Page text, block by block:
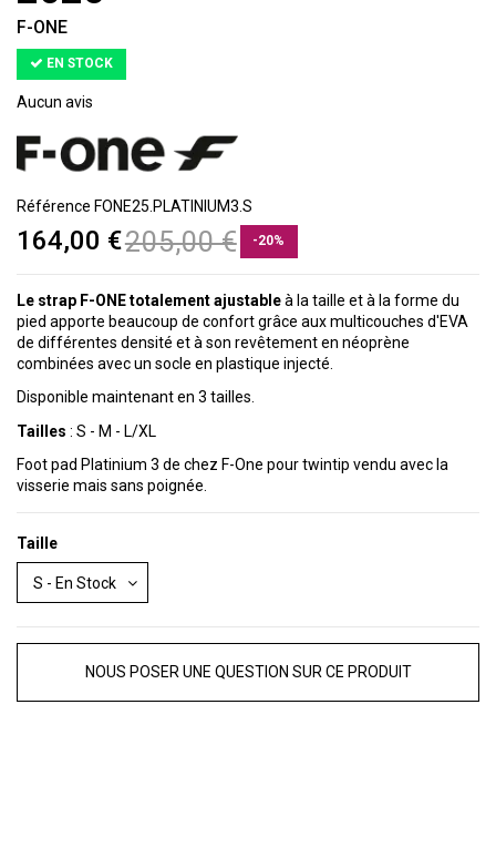
F-ONE
EN STOCK
Aucun avis
Référence FONE25.PLATINIUM3.S
164,00 €205,00 € -20%
Le strap F-ONE totalement ajustableà la taille et à la forme du
pied apporte beaucoup de confort grâce aux multicouches d'EVA
de différentes densité et à son revêtement en néoprène
combinées avec un socle en plastique injecté.
Disponible maintenant en 3 tailles.
Tailles : S - M - L/XL
Foot pad Platinium 3 de chez F-One pour twintip vendu avec la
visserie mais sans poignée.
Taille
NOUS POSER UNE QUESTION SUR CE PRODUIT